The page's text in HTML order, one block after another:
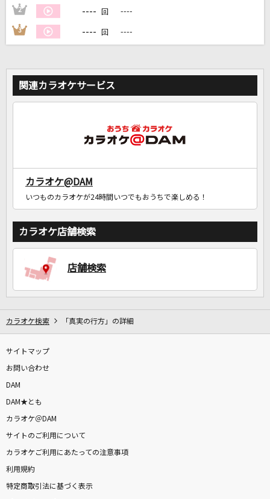
2 ---- 回 ----
3 ---- 回 ----
関連カラオケサービス
カラオケ@DAM
いつものカラオケが24時間いつでもおうちで楽しめる！
カラオケ店舗検索
店舗検索
カラオケ検索 「真実の行方」の詳細
サイトマップ
お問い合わせ
DAM
DAM★とも
カラオケ＠DAM
サイトのご利用について
カラオケご利用にあたっての注意事項
利用規約
特定商取引法に基づく表示